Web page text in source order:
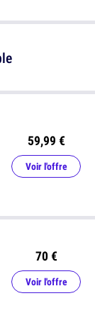
70 €
Voir l'offre
59,99 €
Voir l'offre